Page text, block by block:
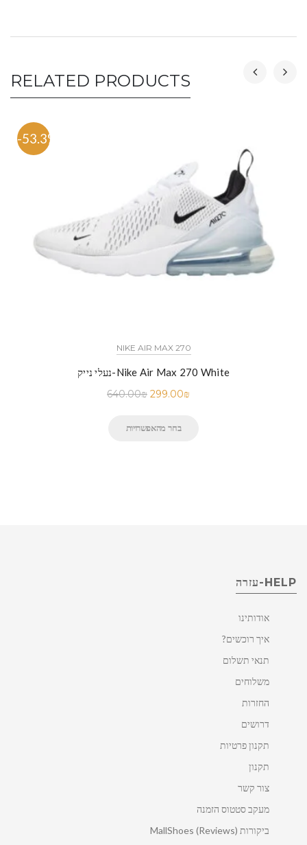
RELATED PRODUCTS
-53.3%
NIKE AIR MAX 270
נעלי נייק-Nike Air Max 270 White
640.00₪ 299.00₪
בחר מהאפשרויות
HELP-עזרה
אודותינו
איך רוכשים?
תנאי תשלום
משלוחים
החזרות
דרושים
תקנון פרטיות
תקנון
צור קשר
מעקב סטטוס הזמנה
ביקורות MallShoes (Reviews)